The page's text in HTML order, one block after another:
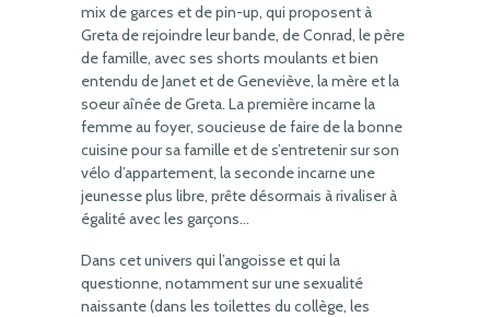
mix de garces et de pin-up, qui proposent à
Greta de rejoindre leur bande, de Conrad, le père
de famille, avec ses shorts moulants et bien
entendu de Janet et de Geneviève, la mère et la
soeur aînée de Greta. La première incarne la
femme au foyer, soucieuse de faire de la bonne
cuisine pour sa famille et de s’entretenir sur son
vélo d’appartement, la seconde incarne une
jeunesse plus libre, prête désormais à rivaliser à
égalité avec les garçons…
Dans cet univers qui l’angoisse et qui la
questionne, notamment sur une sexualité
naissante (dans les toilettes du collège, les